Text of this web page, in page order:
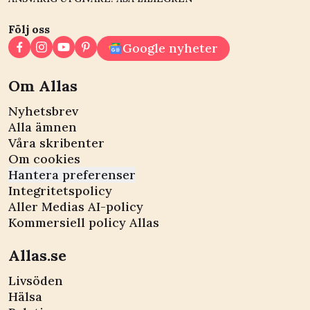
Följ oss
Google nyheter
Om Allas
Nyhetsbrev
Alla ämnen
Våra skribenter
Om cookies
Hantera preferenser
Integritetspolicy
Aller Medias AI-policy
Kommersiell policy Allas
Allas.se
Livsöden
Hälsa